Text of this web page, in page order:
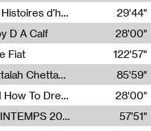
Lafon
Paysages animés #3 : Prairies – Histoires d’herbes et d’humains
29'44"
D A Calf
28'00"
Fiat
122'57"
Formule Magique #3 : Selim-a Attalah Chettaoui
85'59"
Radia Show #1103 : “Learning AI How To Dream” by Sebastian Dingens (Radio Campus Bruxelles)
28'00"
LA PYRAMIDE DE BOIS 12 / PRINTEMPS 2026
57'51"